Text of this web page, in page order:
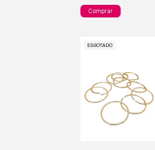
ESGOTADO